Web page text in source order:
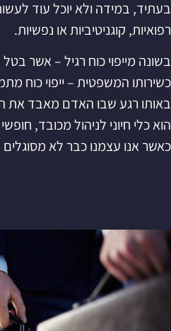
בעתיד, במידה ולא יוכל עוד
רפואיות, קוגניטיביות או נפשיות.
בשונה מייפוי כוח רגיל – אשר
כשירותו המשפטית – ייפוי כוח
באותו רגע שבו האדם מאבד את
הוא כלי חיוני לניהול מכובד,
כאשר אנו עצמנו כבר לא